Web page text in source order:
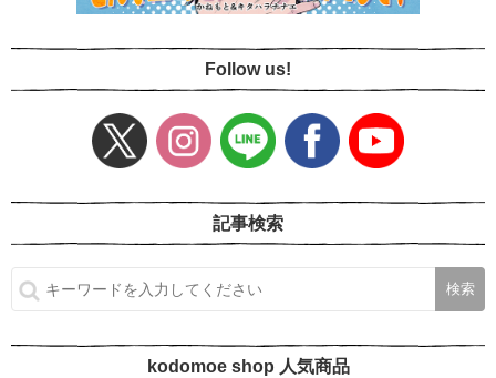
Follow us!
記事検索
kodomoe shop 人気商品